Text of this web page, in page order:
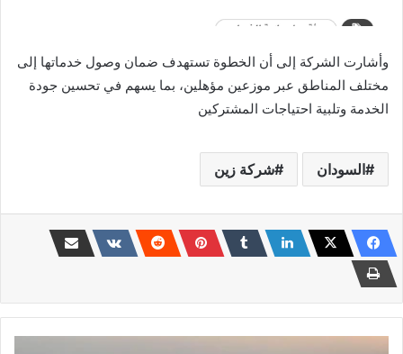
وأشارت الشركة إلى أن الخطوة تستهدف ضمان وصول خدماتها إلى
مختلف المناطق عبر موزعين مؤهلين، بما يسهم في تحسين جودة
الخدمة وتلبية احتياجات المشتركين
السودان شركة زين